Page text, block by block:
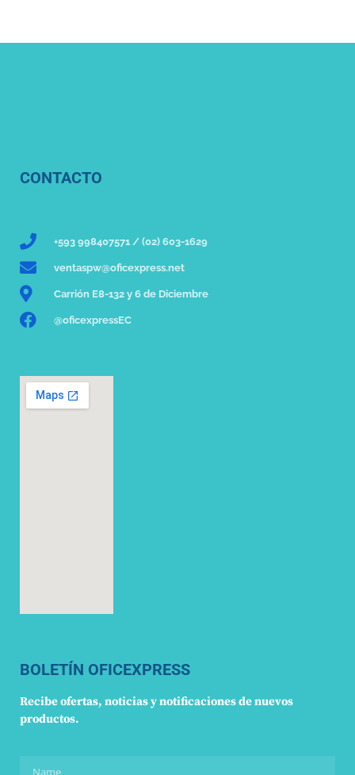
CONTACTO
+593 998407571 / (02) 603-1629
ventaspw@oficexpress.net
Carrión E8-132 y 6 de Diciembre
@oficexpressEC
BOLETÍN OFICEXPRESS
Recibe ofertas, noticias y notificaciones de nuevos
productos.